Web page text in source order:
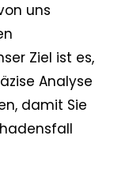
uns
Ziel ist es,
Analyse
damit Sie